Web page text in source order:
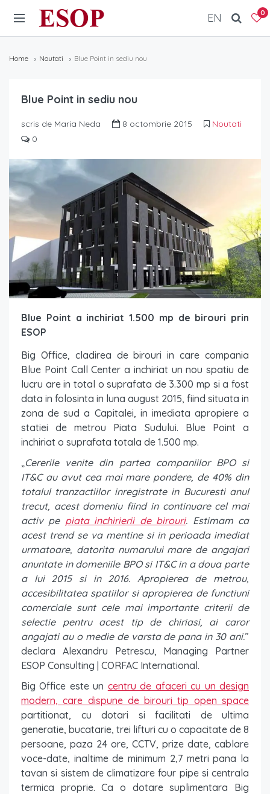
ESOP 0
EN
Home Noutati Blue Point in sediu nou
Blue Point in sediu nou
scris de Maria Neda 8 octombrie 2015
Noutati
0
Blue Point a inchiriat 1.500 mp de birouri prin
ESOP
Big Office, cladirea de birouri in care compania
Blue Point Call Center a inchiriat un nou spatiu de
lucru are in total o suprafata de 3.300 mp si a fost
data in folosinta in luna august 2015, fiind situata in
zona de sud a Capitalei, in imediata apropiere a
statiei de metrou Piata Sudului. Blue Point a
inchiriat o suprafata totala de 1.500 mp.
„Cererile venite din partea companiilor BPO si
IT&C au avut cea mai mare pondere, de 40% din
totalul tranzactiilor inregistrate in Bucuresti anul
trecut, acest domeniu fiind in continuare cel mai
activ pe piata inchirierii de birouri. Estimam ca
acest trend se va mentine si in perioada imediat
urmatoare, datorita numarului mare de angajari
anuntate in domeniile BPO si IT&C in a doua parte
a lui 2015 si in 2016. Apropierea de metrou,
accesibilitatea spatiilor si apropierea de functiuni
comerciale sunt cele mai importante criterii de
selectie pentru acest tip de chiriasi, ai caror
angajati au o medie de varsta de pana in 30 ani.”
declara Alexandru Petrescu, Managing Partner
ESOP Consulting | CORFAC International.
Big Office este un centru de afaceri cu un design
modern, care dispune de birouri tip open space
partitionat, cu dotari si facilitati de ultima
generatie, bucatarie, trei lifturi cu o capacitate de 8
persoane, paza 24 ore, CCTV, prize date, cablare
voce-date, inaltime de minimum 2,7 metri pana la
tavan si sistem de climatizare four pipe si centrala
termica proprie. Ca o dotare suplimentara Big